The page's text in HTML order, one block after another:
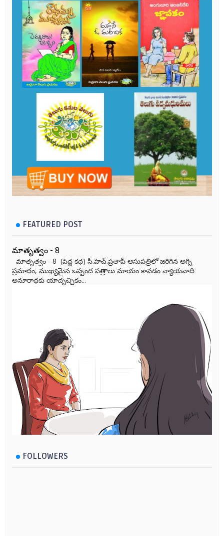
FEATURED POST
మాతృత్వం - 8
మాతృత్వం - 8 (పెద్ద కథ) సి.హెచ్.ప్రతాప్ ఆసుపత్రిలో జరిగిన అగ్ని
ప్రమాదం, ముఖ్యమైన ఒప్పంద పత్రాలు మాయం కావడం న్యాయవాది
అనూరాధకు యాదృచ్ఛికం...
FOLLOWERS